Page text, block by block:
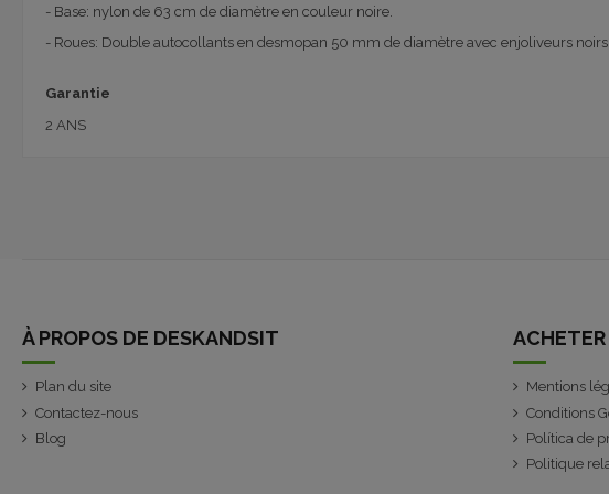
- Base: nylon de 63 cm de diamètre en couleur noire.
- Roues: Double autocollants en desmopan 50 mm de diamètre avec enjoliveurs noirs.
Garantie
2 ANS
À PROPOS DE DESKANDSIT
Plan du site
Contactez-nous
Blog
Mentions
Conditions
Política de
Politique